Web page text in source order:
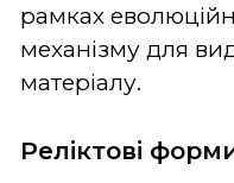
рамках
механізму для
матеріалу.
Реліктові